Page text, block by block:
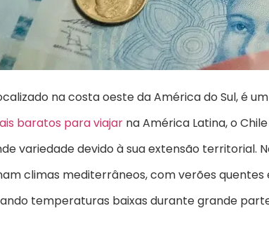
na costa oeste da América do Sul, é
baratos para viajar na América Latina, o
variedade devido à sua extensão territorial.
climas mediterrâneos, com verões quentes
temperaturas baixas durante grande